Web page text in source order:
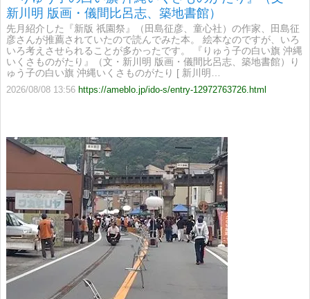
新川明 版画・儀間比呂志、築地書館）
先月紹介した『新版 祇園祭』（田島征彦、童心社）の作家、田島征
彦さんが推薦されていたので読んでみた本。 絵本なのですが、いろ
いろ考えさせられることが多かったです。 『りゅう子の白い旗 沖縄
いくさものがたり』（文・新川明 版画・儀間比呂志、築地書館）り
ゅう子の白い旗 沖縄いくさものがたり [ 新川明…
2026/08/08 13:56 https://ameblo.jp/ido-s/entry-12972763726.html